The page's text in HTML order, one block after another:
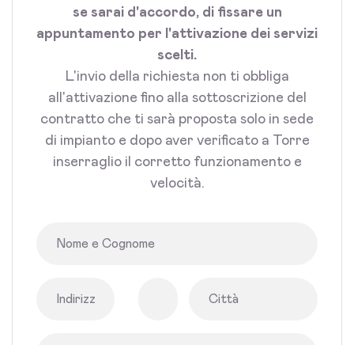
se sarai d'accordo, di fissare un
appuntamento per l'attivazione dei servizi
scelti.
L'invio della richiesta non ti obbliga
all'attivazione fino alla sottoscrizione del
contratto che ti sarà proposta solo in sede
di impianto e dopo aver verificato a Torre
inserraglio il corretto funzionamento e
velocità.